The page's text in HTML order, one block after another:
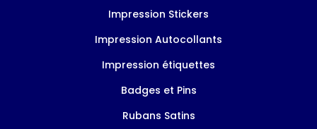
Impression Stickers
Impression Autocollants
Impression étiquettes
Badges et Pins
Rubans Satins